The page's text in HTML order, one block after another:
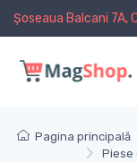
Șoseaua Balcani 7A,
Pagina principală
Piese